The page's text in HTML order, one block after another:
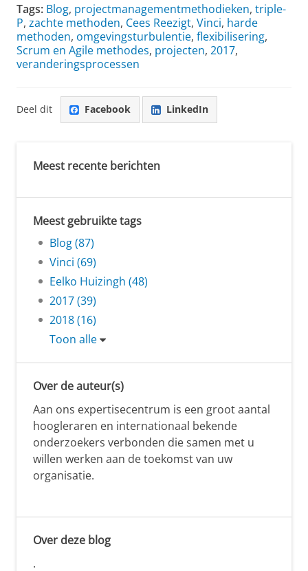
Tags: Blog, projectmanagementmethodieken, triple-
P, zachte methoden, Cees Reezigt, Vinci, harde
methoden, omgevingsturbulentie, flexibilisering,
Scrum en Agile methodes, projecten, 2017,
veranderingsprocessen
Deel dit Facebook LinkedIn
Meest recente berichten
Meest gebruikte tags
Blog (87)
Vinci (69)
Eelko Huizingh (48)
2017 (39)
2018 (16)
Toon alle
Over de auteur(s)
Aan ons expertisecentrum is een groot aantal
hoogleraren en internationaal bekende
onderzoekers verbonden die samen met u
willen werken aan de toekomst van uw
organisatie.
Over deze blog
.